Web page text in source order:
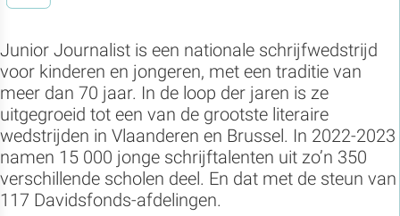
Junior Journalist is een nationale schrijfwedstrijd
voor kinderen en jongeren, met een traditie van
meer dan 70 jaar. In de loop der jaren is ze
uitgegroeid tot een van de grootste literaire
wedstrijden in Vlaanderen en Brussel. In 2022-2023
namen 15 000 jonge schrijftalenten uit zo’n 350
verschillende scholen deel. En dat met de steun van
117 Davidsfonds-afdelingen.